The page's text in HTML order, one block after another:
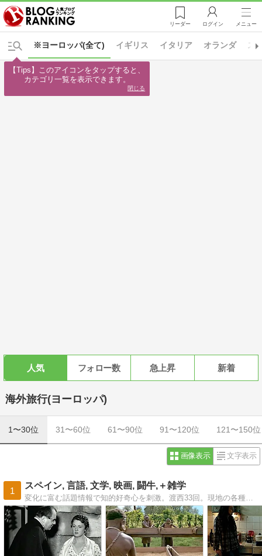
リーダー ログイン メニュー
※ヨーロッパ(全て) イギリス イタリア オランダ ス
人気 フォロー数 急上昇 新着
海外旅行(ヨーロッパ)
1〜30位 31〜60位 61〜90位 91〜120位 121〜150位
画像表示 文字表示
1
スペイン, 言語, 文学, 映画, 闘牛,＋雑学
【Tips】このアイコンをタップすると、
カテゴリ一覧を表示できます。
閉じる